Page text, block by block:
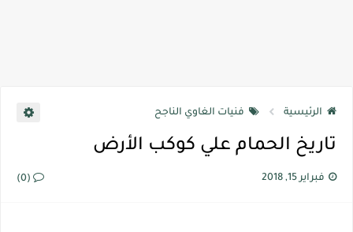
الرئيسية فنيات الغاوي الناجح
تاريخ الحمام علي كوكب الأرض
فبراير 15, 2018 (0)